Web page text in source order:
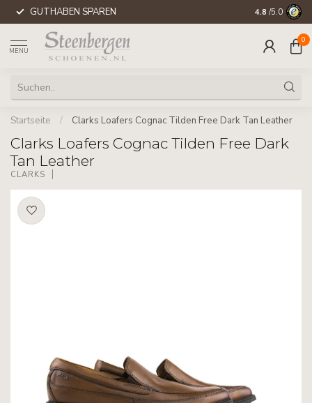
GUTHABEN SPAREN WELTWEITE
4.8 /5.0
MENU
0
Startseite / Clarks Loafers Cognac Tilden Free Dark Tan Leather
Clarks Loafers Cognac Tilden Free Dark
Tan Leather
CLARKS